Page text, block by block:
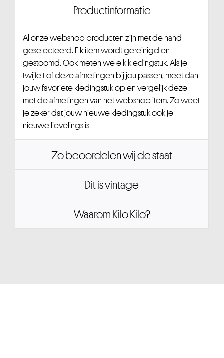
Productinformatie
Al onze webshop producten zijn met de hand
geselecteerd. Elk item wordt gereinigd en
gestoomd. Ook meten we elk kledingstuk. Als je
twijfelt of deze afmetingen bij jou passen, meet dan
jouw favoriete kledingstuk op en vergelijk deze
met de afmetingen van het webshop item. Zo weet
je zeker dat jouw nieuwe kledingstuk ook je
nieuwe lievelings is
Zo beoordelen wij de staat
Dit is vintage
Waarom Kilo Kilo?